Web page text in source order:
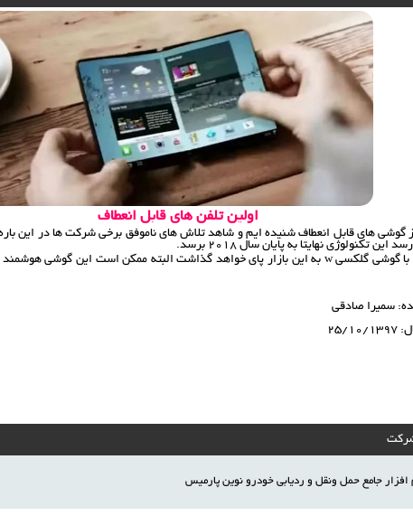
اولین تلفن های قابل انعطاف
گوشی های قابل انعطاف شنیده ایم و شاهد تلاش های ناموفق برخی شرکت ها در این باره
این تکنولوژی نهایتا به پایان سال 2018 برسد.
سمیرا صادقی
25/10/1397
افزار جامع حمل ونقل و ردیابی خودرو نوين پارميس